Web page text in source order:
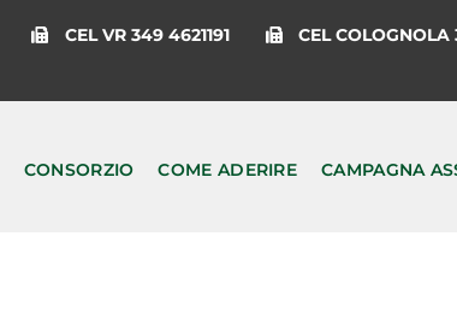
CEL VR 349 4621191
CEL COLOGNOLA
CONSORZIO COME ADERIRE CAMPAGNA